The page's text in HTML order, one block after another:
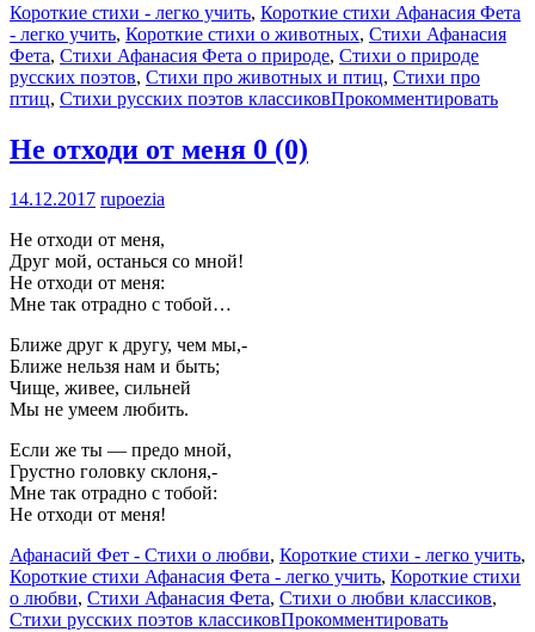
Короткие стихи - легко учить, Короткие стихи Афанасия Фета
- легко учить, Короткие стихи о животных, Стихи Афанасия
Фета, Стихи Афанасия Фета о природе, Стихи о природе
русских поэтов, Стихи про животных и птиц, Стихи про
птиц, Стихи русских поэтов классиковПрокомментировать
Не отходи от меня 0 (0)
14.12.2017 rupoezia
Не отходи от меня,
Друг мой, останься со мной!
Не отходи от меня:
Мне так отрадно с тобой…
Ближе друг к другу, чем мы,-
Ближе нельзя нам и быть;
Чище, живее, сильней
Мы не умеем любить.
Если же ты — предо мной,
Грустно головку склоня,-
Мне так отрадно с тобой:
Не отходи от меня!
Афанасий Фет - Стихи о любви, Короткие стихи - легко учить,
Короткие стихи Афанасия Фета - легко учить, Короткие стихи
о любви, Стихи Афанасия Фета, Стихи о любви классиков,
Стихи русских поэтов классиковПрокомментировать